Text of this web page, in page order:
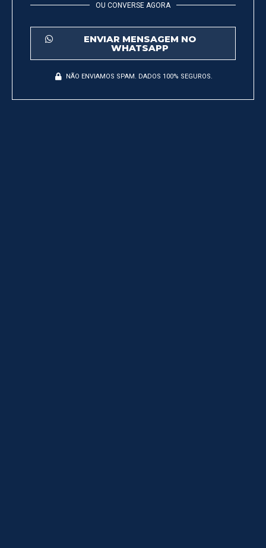
OU CONVERSE AGORA
ENVIAR MENSAGEM NO
WHATSAPP
NÃO ENVIAMOS SPAM. DADOS 100% SEGUROS.